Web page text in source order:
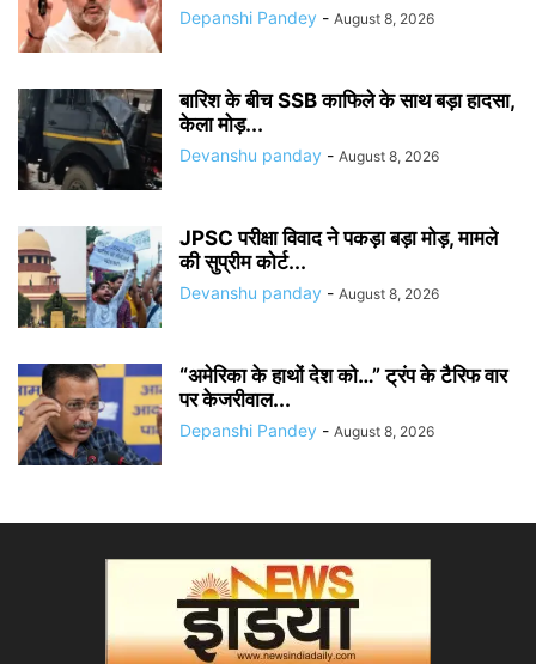
Depanshi Pandey - August 8, 2026
बारिश के बीच SSB काफिले के साथ बड़ा हादसा,
केला मोड़...
Devanshu panday - August 8, 2026
JPSC परीक्षा विवाद ने पकड़ा बड़ा मोड़, मामले
की सुप्रीम कोर्ट...
Devanshu panday - August 8, 2026
“अमेरिका के हाथों देश को…” ट्रंप के टैरिफ वार
पर केजरीवाल...
Depanshi Pandey - August 8, 2026